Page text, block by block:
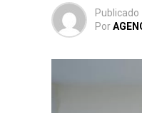
Publicado
Por